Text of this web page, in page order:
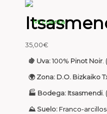
35,00€
🍇 Uva:100% Pinot Noir
🌍 Zona: D.O. Bizkaiko
🏭 Bodega: Itsasmendi
⛰️ Suelo: Franco-